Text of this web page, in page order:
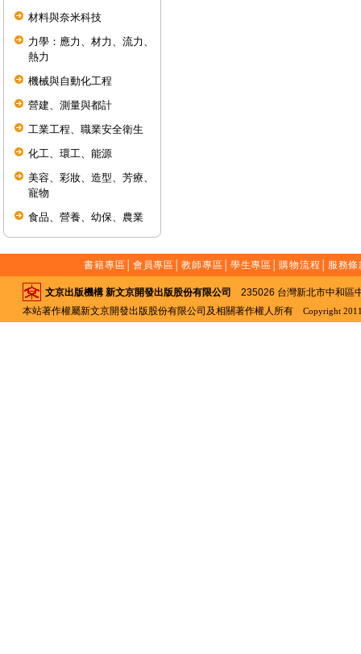
材料與奈米科技
力學：應力、材力、流力、
熱力
機械與自動化工程
營建、測量與都計
工業工程、職業安全衛生
化工、環工、能源
美容、彩妝、造型、芳療、
寵物
食品、營養、幼保、農業
書籍專區 會員專區 │教師專區 學生專區 │購物流程 服務條
文京出版機構 新文京開發出版股份有限公司
235026 台灣新北市中和
本站著作權屬新文京開發出版股份有限公司及相關著作權人所有
Copyright